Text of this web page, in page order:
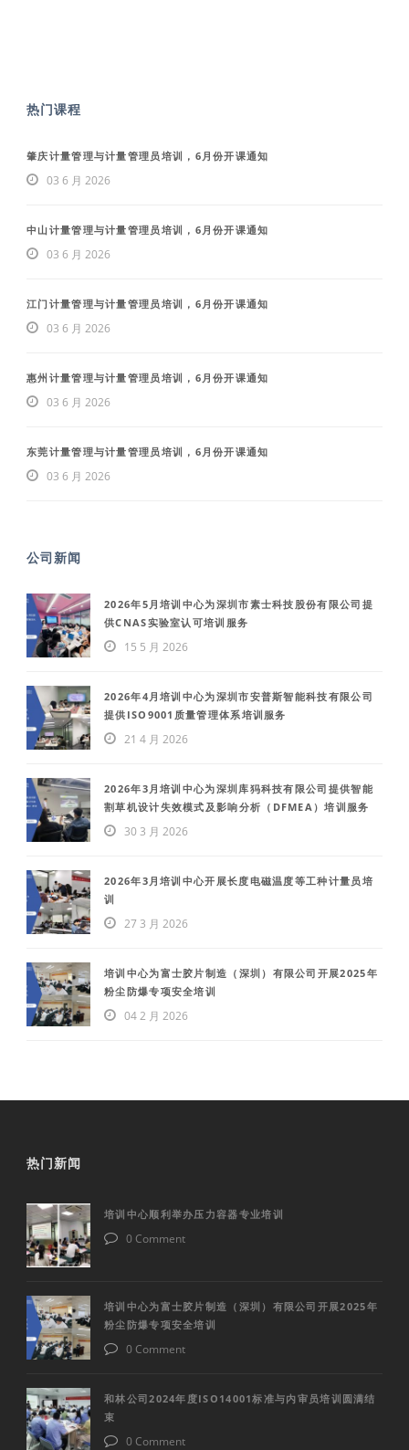
热门课程
肇庆计量管理与计量管理员培训，6月份开课通知
03 6 月 2026
中山计量管理与计量管理员培训，6月份开课通知
03 6 月 2026
江门计量管理与计量管理员培训，6月份开课通知
03 6 月 2026
惠州计量管理与计量管理员培训，6月份开课通知
03 6 月 2026
东莞计量管理与计量管理员培训，6月份开课通知
03 6 月 2026
公司新闻
2026年5月培训中心为深圳市素士科技股份有限公司提
供CNAS实验室认可培训服务
15 5 月 2026
2026年4月培训中心为深圳市安普斯智能科技有限公司
提供ISO9001质量管理体系培训服务
21 4 月 2026
2026年3月培训中心为深圳库犸科技有限公司提供智能
割草机设计失效模式及影响分析（DFMEA）培训服务
30 3 月 2026
2026年3月培训中心开展长度电磁温度等工种计量员培
训
27 3 月 2026
培训中心为富士胶片制造（深圳）有限公司开展2025年
粉尘防爆专项安全培训
04 2 月 2026
热门新闻
培训中心顺利举办压力容器专业培训
0 Comment
培训中心为富士胶片制造（深圳）有限公司开展2025年
粉尘防爆专项安全培训
0 Comment
和林公司2024年度ISO14001标准与内审员培训圆满结
束
0 Comment